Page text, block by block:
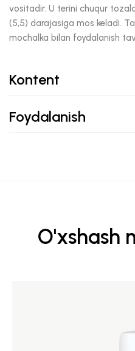
vositadir. U terini chuqur
(5,5) darajasiga mos keladi.
mochalka bilan foydalanish
Kontent
Foydalanish
O'xshash